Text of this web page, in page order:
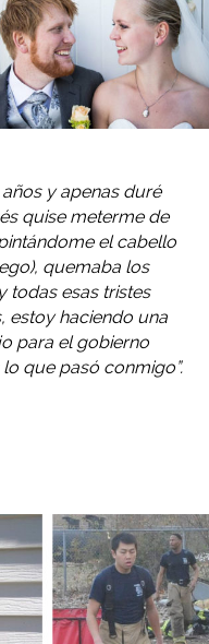
y apenas duré
quise meterme de
el cabello
quemaba los
todas esas tristes
estoy haciendo una
para el gobierno
que pasó conmigo”.